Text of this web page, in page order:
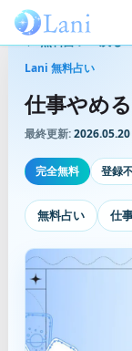
Lani 無料占い
仕事やめ
最終更新:2026.05.20
完全無料 登録
無料占い 仕